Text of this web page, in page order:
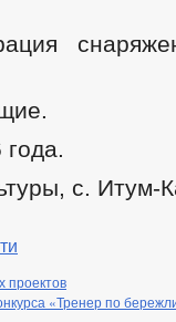
с. Итум-
проектов
«Тренер по